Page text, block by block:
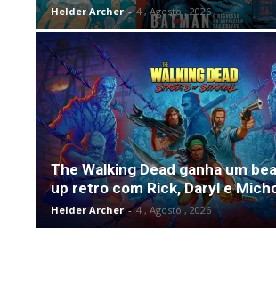
Helder Archer - 4 , Agosto , 2026
The Walking Dead ganha um
up retro com Rick, Daryl e
Helder Archer - 4 , Agosto , 2026